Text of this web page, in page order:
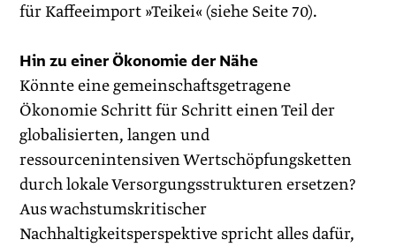
für Kaffeeimport »Teikei« (siehe Seite 70).
Hin zu einer Ökonomie der Nähe
Könnte eine gemeinschaftsgetragene
Ökonomie Schritt für Schritt einen Teil der
globalisierten, langen und
ressourcenintensiven Wertschöpfungsketten
durch lokale Versorgungsstrukturen ersetzen?
Aus wachstumskritischer
Nachhaltigkeitsperspektive spricht alles dafür,